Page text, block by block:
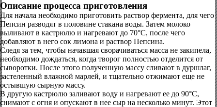
Описание процесса приготовления
Для начала необходимо приготовить раствор фермента, для чего
Пепсин разводят в половине стакана воды. Затем молоко
выливают в кастрюлю и нагревают до 70°С, после чего
добавляют в него сок лимона и раствор Пепсина.
Следя за тем, чтобы начавшая сворачиваться масса не закипела,
необходимо дождаться, когда творог полностью отделится от
сыворотки. После этого полученную массу сливают в дуршлаг,
застеленный влажной марлей, и тщательно отжимают еще не
остывшую сырную массу.
В другую кастрюлю заливают воду и нагревают ее до 90°С,
снимают с огня и опускают в нее сыр на несколько минут. Этот